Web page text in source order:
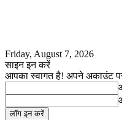
Friday, August 7, 2026
साइन इन करें
आपका स्वागत है! अपने अकाउंट